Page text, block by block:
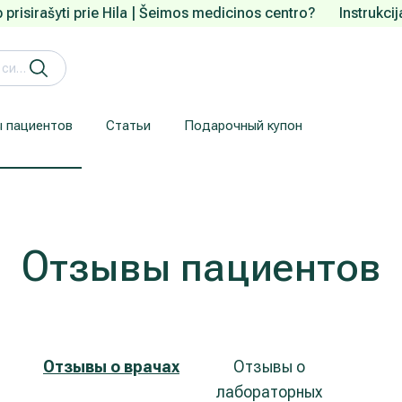
prisirašyti prie Hila | Šeimos medicinos centro?
Статьи Подарочный купон
Отзывы пациентов
Отзывы о врачах
Отзывы о
лабораторных